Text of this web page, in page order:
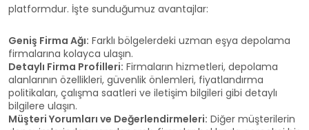
platformdur. İşte sunduğumuz avantajlar:
Geniş Firma Ağı: Farklı bölgelerdeki uzman eşya depolama
firmalarına kolayca ulaşın.
Detaylı Firma Profilleri: Firmaların hizmetleri, depolama
alanlarının özellikleri, güvenlik önlemleri, fiyatlandırma
politikaları, çalışma saatleri ve iletişim bilgileri gibi detaylı
bilgilere ulaşın.
Müşteri Yorumları ve Değerlendirmeleri: Diğer müşterilerin